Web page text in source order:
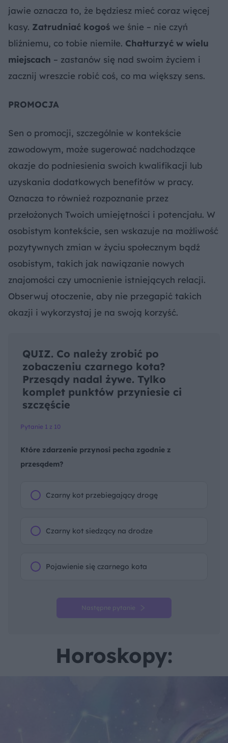
jawie oznacza to, że będziesz mieć coraz więcej
kasy. Zatrudniać kogoś we śnie – nie czyń
bliźniemu, co tobie niemiłe. Chałturzyć w wielu
miejscach – zastanów się nad swoim życiem i
zacznij wreszcie robić coś, co ma większy sens.
PROMOCJA
Sen o promocji, szczególnie w kontekście
zawodowym, może sugerować nadchodzące
okazje do podniesienia swoich kwalifikacji lub
uzyskania dodatkowych benefitów w pracy.
Oznacza to również rozpoznanie przez
przełożonych Twoich umiejętności i potencjału. W
osobistym kontekście, sen wskazuje na możliwość
pozytywnych zmian w życiu społecznym bądź
osobistym, takich jak nawiązanie nowych
znajomości czy umocnienie istniejących relacji.
Obserwuj otoczenie, aby nie przegapić takich
okazji i wykorzystaj je na swoją korzyść.
QUIZ. Co należy zrobić po
zobaczeniu czarnego kota?
Przesądy nadal żywe. Tylko
komplet punktów przyniesie ci
szczęście
Pytanie 1 z 10
Które zdarzenie przynosi pecha zgodnie z
przesądem?
Czarny kot przebiegający drogę
Czarny kot siedzący na drodze
Pojawienie się czarnego kota
Następne pytanie
Horoskopy: